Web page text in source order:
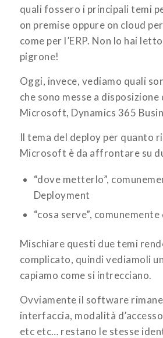
quali fossero i principali temi
on premise oppure on cloud
come per l’ERP. Non lo hai
pigrone!
Oggi, invece, vediamo quali
che sono messe a disposizione
Microsoft, Dynamics 365
Il tema del deploy per quanto
Microsoft è da affrontare su
“dove metterlo”,
Deployment
“cosa serve”,
Mischiare questi due temi
complicato, quindi vediamoli
capiamo come si intrecciano.
Ovviamente il software
interfaccia, modalità
etc etc… restano le stesse